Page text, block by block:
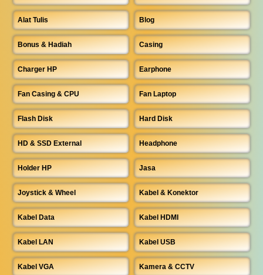
Alat Tulis Blog
Bonus & Hadiah Casing
Charger HP Earphone
Fan Casing & CPU Fan Laptop
Flash Disk Hard Disk
HD & SSD External Headphone
Holder HP Jasa
Joystick & Wheel Kabel & Konektor
Kabel Data Kabel HDMI
Kabel LAN Kabel USB
Kabel VGA Kamera & CCTV